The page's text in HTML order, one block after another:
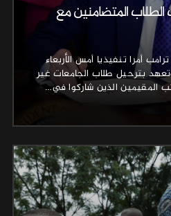
الطلاب المتضامنين مع
أمرا تنفيذيا أمس الأربعاء
بترحيل طلاب الجامعات غير
المقيمين الذين شاركوا في…